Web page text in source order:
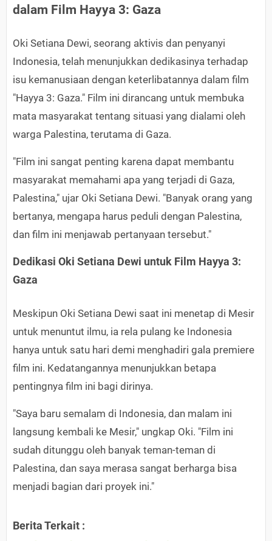
dalam Film Hayya 3: Gaza
Oki Setiana Dewi, seorang aktivis dan penyanyi
Indonesia, telah menunjukkan dedikasinya terhadap
isu kemanusiaan dengan keterlibatannya dalam film
"Hayya 3: Gaza." Film ini dirancang untuk membuka
mata masyarakat tentang situasi yang dialami oleh
warga Palestina, terutama di Gaza.
"Film ini sangat penting karena dapat membantu
masyarakat memahami apa yang terjadi di Gaza,
Palestina," ujar Oki Setiana Dewi. "Banyak orang yang
bertanya, mengapa harus peduli dengan Palestina,
dan film ini menjawab pertanyaan tersebut."
Dedikasi Oki Setiana Dewi untuk Film Hayya 3:
Gaza
Meskipun Oki Setiana Dewi saat ini menetap di Mesir
untuk menuntut ilmu, ia rela pulang ke Indonesia
hanya untuk satu hari demi menghadiri gala premiere
film ini. Kedatangannya menunjukkan betapa
pentingnya film ini bagi dirinya.
"Saya baru semalam di Indonesia, dan malam ini
langsung kembali ke Mesir," ungkap Oki. "Film ini
sudah ditunggu oleh banyak teman-teman di
Palestina, dan saya merasa sangat berharga bisa
menjadi bagian dari proyek ini."
Berita Terkait :